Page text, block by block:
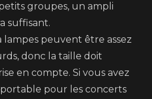
groupes, un ampli
suffisant.
lampes peuvent être assez
donc la taille doit
en compte. Si vous avez
portable pour les concerts